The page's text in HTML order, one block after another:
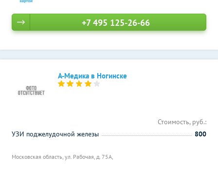
+7 495 125-26-66
А-Медика в Ногинске
Московская область, ул. Рабочая, д. 75А,
Стоимость, руб.:
УЗИ поджелудочной железы
800